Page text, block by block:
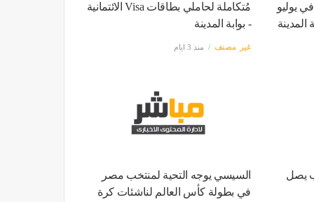
مصر إلى 15.6% في يوليو
المدينة
مُتكاملة لحاملي بطاقات Visa الائتمانية
- بوابة المدينة
غير مصنف منذ 3 ايام
يصل
السيسي يوجه التحية لمنتخب مصر
في بطولة كأس العالم لناشئات كرة